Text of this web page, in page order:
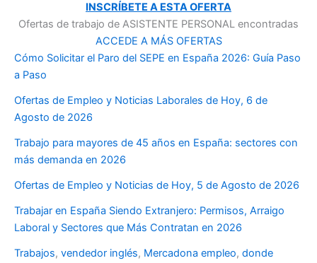
INSCRÍBETE A ESTA OFERTA
Ofertas de trabajo de ASISTENTE PERSONAL encontradas
ACCEDE A MÁS OFERTAS
Cómo Solicitar el Paro del SEPE en España 2026: Guía Paso
a Paso
Ofertas de Empleo y Noticias Laborales de Hoy, 6 de
Agosto de 2026
Trabajo para mayores de 45 años en España: sectores con
más demanda en 2026
Ofertas de Empleo y Noticias de Hoy, 5 de Agosto de 2026
Trabajar en España Siendo Extranjero: Permisos, Arraigo
Laboral y Sectores que Más Contratan en 2026
Trabajos, vendedor inglés, Mercadona empleo, donde